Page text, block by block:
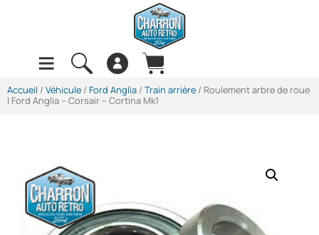
Accueil / Véhicule / Ford Anglia / Train arrière / Roulement arbre de roue
| Ford Anglia – Corsair – Cortina Mk1